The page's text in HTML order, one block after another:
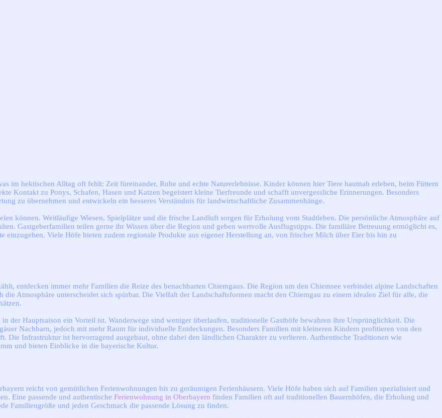
im hektischen Alltag oft fehlt: Zeit füreinander, Ruhe und echte Naturerlebnisse. Kinder können hier Tiere hautnah erleben, beim Füttern
Kontakt zu Ponys, Schafen, Hasen und Katzen begeistert kleine Tierfreunde und schafft unvergessliche Erinnerungen. Besonders
zu übernehmen und entwickeln ein besseres Verständnis für landwirtschaftliche Zusammenhänge.
können. Weitläufige Wiesen, Spielplätze und die frische Landluft sorgen für Erholung vom Stadtleben. Die persönliche Atmosphäre auf
Gastgeberfamilien teilen gerne ihr Wissen über die Region und geben wertvolle Ausflugstipps. Die familiäre Betreuung ermöglicht es,
einzugehen. Viele Höfe bieten zudem regionale Produkte aus eigener Herstellung an, von frischer Milch über Eier bis hin zu
entdecken immer mehr Familien die Reize des benachbarten Chiemgaus. Die Region um den Chiemsee verbindet alpine Landschaften
Atmosphäre unterscheidet sich spürbar. Die Vielfalt der Landschaftsformen macht den Chiemgau zu einem idealen Ziel für alle, die
der Hauptsaison ein Vorteil ist. Wanderwege sind weniger überlaufen, traditionelle Gasthöfe bewahren ihre Ursprünglichkeit. Die
Nachbarn, jedoch mit mehr Raum für individuelle Entdeckungen. Besonders Familien mit kleineren Kindern profitieren von den
Die Infrastruktur ist hervorragend ausgebaut, ohne dabei den ländlichen Charakter zu verlieren. Authentische Traditionen wie
und bieten Einblicke in die bayerische Kultur.
reicht von gemütlichen Ferienwohnungen bis zu geräumigen Ferienhäusern. Viele Höfe haben sich auf Familien spezialisiert und
Eine passende und authentische Ferienwohnung in Oberbayern finden Familien oft auf traditionellen Bauernhöfen, die Erholung und
Familiengröße und jeden Geschmack die passende Lösung zu finden.